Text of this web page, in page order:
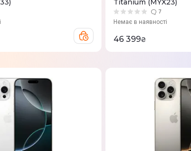
Titanium (MYX23)
7
Немає в наявності
46 399₴